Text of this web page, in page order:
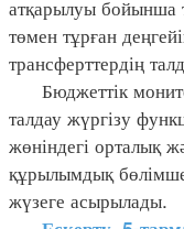
атқарылуы бойынша
төмен тұрған
трансферттердің
Бюджеттік
талдау жүргізу
жөніндегі орталық
құрылымдық
жүзеге асырылады.